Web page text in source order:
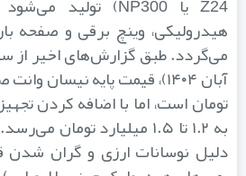
هیدرولیکی، وینچ برقی و صفحه
می‌گردد. طبق گزارش‌های اخیر از
تومان است، اما با اضافه کردن
به ۱.۲ تا ۱.۵ میلیارد تومان
دلیل نوسانات ارزی و گران شدن